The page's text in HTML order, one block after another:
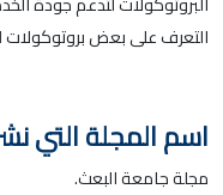
التعرف على بعض بروتوكولات
اسم المجلة التي
مجلة جامعة البعث.